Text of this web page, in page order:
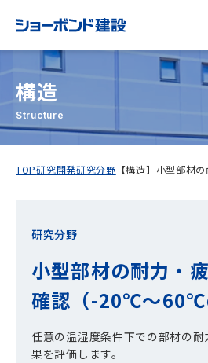
構造
Structure
TOP研究開発研究分野 【構造】小型部材
研究分野
小型部材の耐力・
確認（-20℃～60℃
任意の温湿度条件下での部材の
果を評価します。